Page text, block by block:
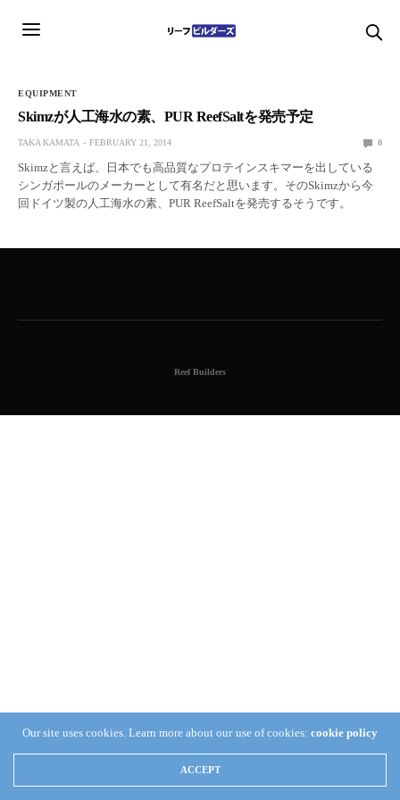
EQUIPMENT
Skimzが人工海水の素、PUR ReefSaltを発売予定
TAKA KAMATA FEBRUARY 21, 2014 0
Skimzと言えば、日本でも高品質なプロテインスキマーを出している
シンガポールのメーカーとして有名だと思います。そのSkimzから今
回ドイツ製の人工海水の素、PUR ReefSaltを発売するそうです。
Reef Builders
Our site uses cookies. Learn more about our use of cookies: cookie policy
ACCEPT